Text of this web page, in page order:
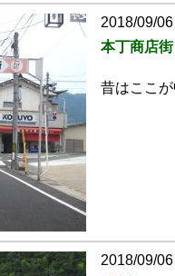
2018/09/
本丁商店街
昔はここ
2018/09/